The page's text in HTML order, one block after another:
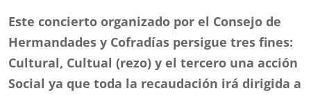
Este concierto organizado por el Consejo de
Hermandades y Cofradías persigue tres fines:
Cultural, Cultual (rezo) y el tercero una acción
Social ya que toda la recaudación irá dirigida a